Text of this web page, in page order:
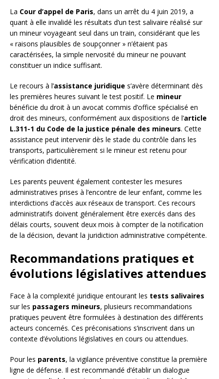
La Cour d’appel de Paris, dans un arrêt du 4 juin 2019, a
quant à elle invalidé les résultats d’un test salivaire réalisé sur
un mineur voyageant seul dans un train, considérant que les
« raisons plausibles de soupçonner » n’étaient pas
caractérisées, la simple nervosité du mineur ne pouvant
constituer un indice suffisant.
Le recours à l’assistance juridique s’avère déterminant dès
les premières heures suivant le test positif. Le mineur
bénéficie du droit à un avocat commis d’office spécialisé en
droit des mineurs, conformément aux dispositions de l’article
L.311-1 du Code de la justice pénale des mineurs. Cette
assistance peut intervenir dès le stade du contrôle dans les
transports, particulièrement si le mineur est retenu pour
vérification d’identité.
Les parents peuvent également contester les mesures
administratives prises à l’encontre de leur enfant, comme les
interdictions d’accès aux réseaux de transport. Ces recours
administratifs doivent généralement être exercés dans des
délais courts, souvent deux mois à compter de la notification
de la décision, devant la juridiction administrative compétente.
Recommandations pratiques et
évolutions législatives attendues
Face à la complexité juridique entourant les tests salivaires
sur les passagers mineurs, plusieurs recommandations
pratiques peuvent être formulées à destination des différents
acteurs concernés. Ces préconisations s’inscrivent dans un
contexte d’évolutions législatives en cours ou attendues.
Pour les parents, la vigilance préventive constitue la première
ligne de défense. Il est recommandé d’établir un dialogue